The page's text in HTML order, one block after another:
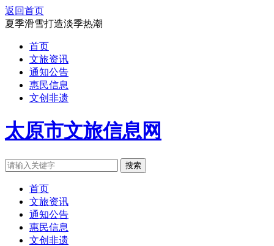
返回首页
夏季滑雪打造淡季热潮
首页
文旅资讯
通知公告
惠民信息
文创非遗
太原市文旅信息网
搜索
首页
文旅资讯
通知公告
惠民信息
文创非遗